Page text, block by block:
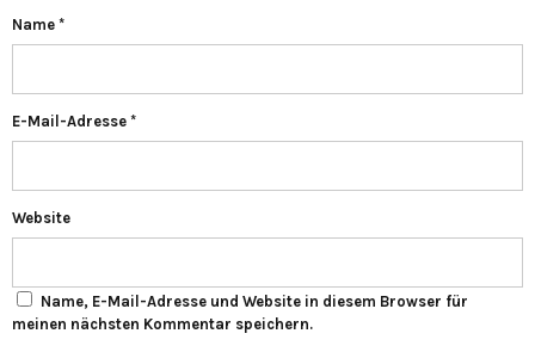
Name *
E-Mail-Adresse *
Website
Name, E-Mail-Adresse und Website in diesem Browser für
meinen nächsten Kommentar speichern.